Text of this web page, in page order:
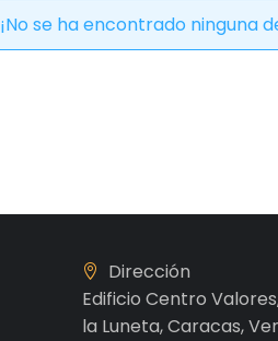
¡No se ha encontrado ninguna
Dirección
Edificio Centro
la Luneta, Caracas,